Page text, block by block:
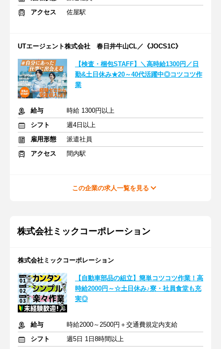
アクセス
佐屋駅
UTエージェント株式会社 春日井牛山CL／《JOCS1C》
【検査・梱包STAFF】＼高時給1300円／日
勤&土日休み★20～40代活躍中◎コツコツ作
業
給与
時給 1300円以上
シフト
週4日以上
雇用形態
派遣社員
アクセス
間内駅
この企業の求人一覧を見る
株式会社ミックコーポレーション
株式会社ミックコーポレーション
【自動車部品の組立】簡単コツコツ作業！高
時給2000円～☆土日休み♪寮・社員食堂も充
実◎
給与
時給2000～2500円＋交通費規定内支給
シフト
週5日 1日8時間以上